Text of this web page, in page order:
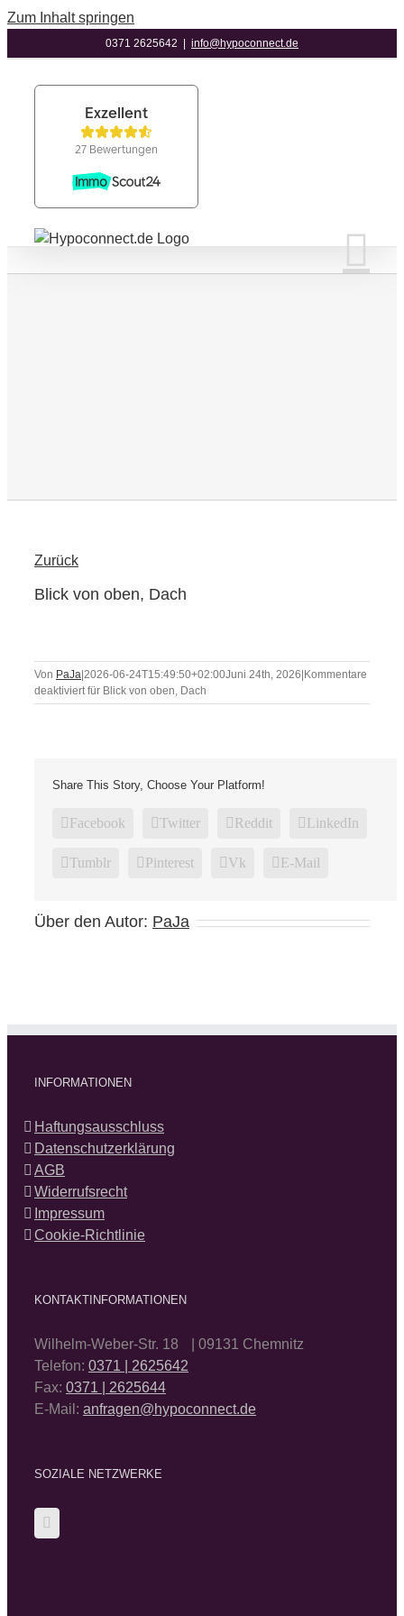
Zum Inhalt springen
0371 2625642 info@hypoconnect.de
Zurück
Blick von oben, Dach
Von PaJa 2026-06-24T15:49:50+02:00Juni 24th, 2026 Kommentare
deaktiviertfür Blick von oben, Dach
Share This Story, Choose Your Platform!
Facebook Twitter Reddit LinkedIn
Tumblr Pinterest Vk E-Mail
Über den Autor: PaJa
INFORMATIONEN
Haftungsausschluss
Datenschutzerklärung
AGB
Widerrufsrecht
Impressum
Cookie-Richtlinie
KONTAKTINFORMATIONEN
Wilhelm-Weber-Str. 18 | 09131 Chemnitz
Telefon: 0371 | 2625642
Fax: 0371 | 2625644
E-Mail: anfragen@hypoconnect.de
SOZIALE NETZWERKE